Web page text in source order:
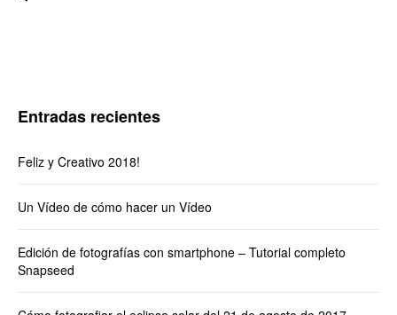
Entradas recientes
Feliz y Creativo 2018!
Un Vídeo de cómo hacer un Vídeo
Edición de fotografías con smartphone – Tutorial completo
Snapseed